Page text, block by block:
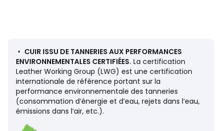
Tailles S
Caractéristiques environnementales de l’emballage
En savoir plus sur nos emballages
• CUIR ISSU DE TANNERIES AUX PERFORMANCES
ENVIRONNEMENTALES CERTIFIÉES. La certification
Leather Working Group (LWG) est une certification
internationale de référence portant sur la
performance environnementale des tanneries
(consommation d’énergie et d’eau, rejets dans l’eau,
émissions dans l’air, etc.).